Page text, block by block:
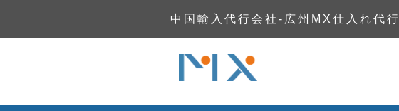
中国輸入代行会社-広州MX仕入れ代行